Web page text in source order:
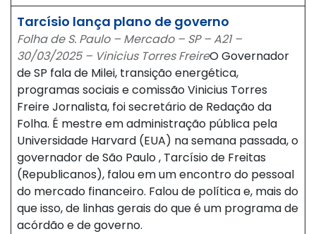
Tarcísio lança plano de governo
Folha de S. Paulo – Mercado – SP – A21 –
30/03/2025 – Vinicius Torres FreireO Governador
de SP fala de Milei, transição energética,
programas sociais e comissão Vinicius Torres
Freire Jornalista, foi secretário de Redação da
Folha. É mestre em administração pública pela
Universidade Harvard (EUA) na semana passada, o
governador de São Paulo , Tarcísio de Freitas
(Republicanos), falou em um encontro do pessoal
do mercado financeiro. Falou de política e, mais do
que isso, de linhas gerais do que é um programa de
acórdão e de governo.